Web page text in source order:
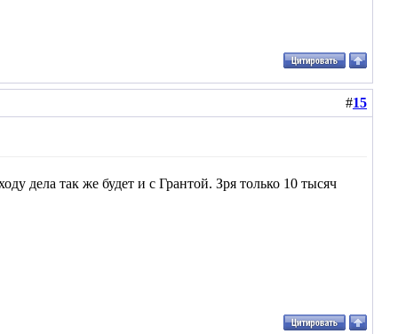
#15
дела так же будет и с Грантой. Зря только 10 тысяч